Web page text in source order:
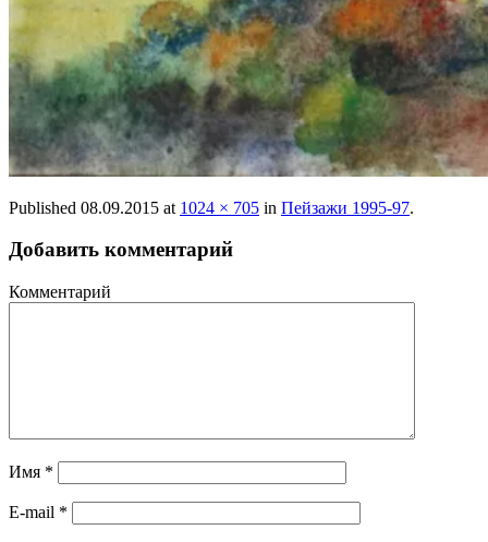
Published 08.09.2015 at 1024 × 705 in Пейзажи 1995-97.
Добавить комментарий
Комментарий
Имя *
E-mail *